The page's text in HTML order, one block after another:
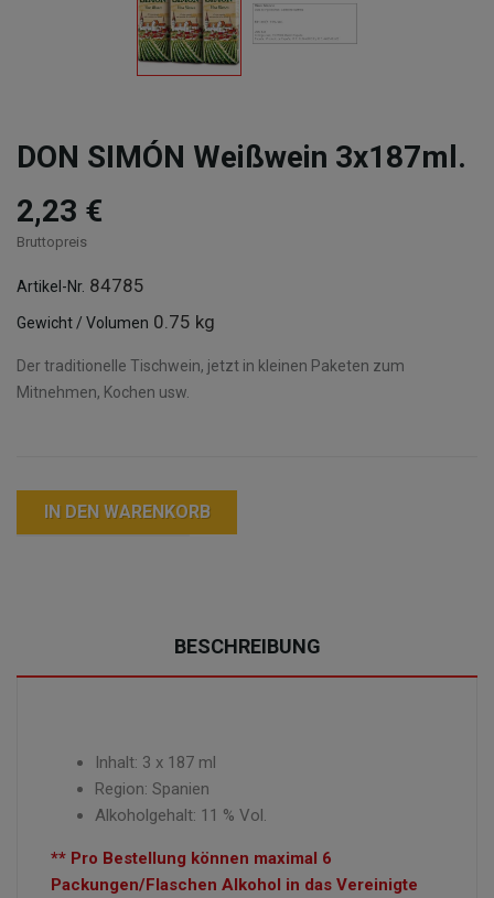
DON SIMÓN Weißwein 3x187ml.
2,23 €
Bruttopreis
Artikel-Nr. 84785
Gewicht / Volumen 0.75 kg
Der traditionelle Tischwein, jetzt in kleinen Paketen zum
Mitnehmen, Kochen usw.
IN DEN WARENKORB
BESCHREIBUNG
Inhalt: 3 x 187 ml
Region: Spanien
Alkoholgehalt: 11 % Vol.
** Pro Bestellung können maximal 6
Packungen/Flaschen Alkohol in das Vereinigte